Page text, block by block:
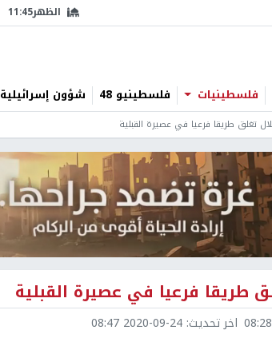
الظهر11:45
فلسطينيات فلسطينيو 48 شؤون إسرائيلية
تغلق طريقا فرعيا في عصيرة القبلية
طريقا فرعيا في عصيرة القبلية
اخر تحديث: 2020-09-24 08:47